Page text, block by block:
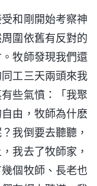
和剛開始考察神
圍依舊有反對的
牧師發現我們還
工三天兩頭來我
些氣憤：「我聚
由，牧師為什麽
我倒要去聽聽，
我去了牧師家，
個牧師、長老也